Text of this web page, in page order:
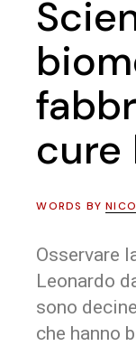
cure
WORDS BY
Osservare
Leonardo
sono
che hanno